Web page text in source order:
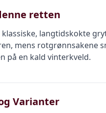
retten
klassiske, langtidskokte
mens rotgrønnsakene
på en kald vinterkveld.
Varianter